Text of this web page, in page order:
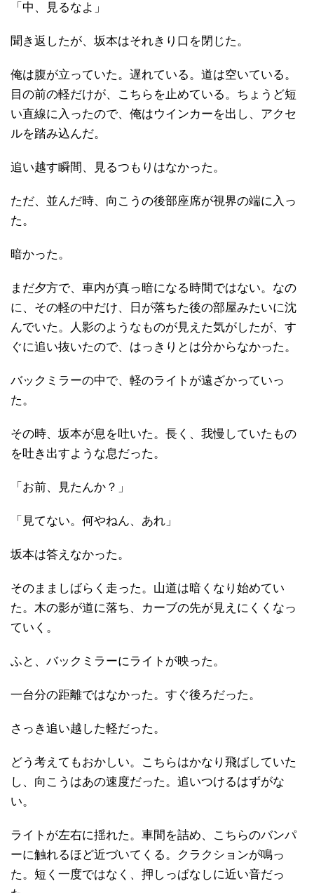
「中、見るなよ」
聞き返したが、坂本はそれきり口を閉じた。
俺は腹が立っていた。遅れている。道は空いている。
目の前の軽だけが、こちらを止めている。ちょうど短
い直線に入ったので、俺はウインカーを出し、アクセ
ルを踏み込んだ。
追い越す瞬間、見るつもりはなかった。
ただ、並んだ時、向こうの後部座席が視界の端に入っ
た。
暗かった。
まだ夕方で、車内が真っ暗になる時間ではない。なの
に、その軽の中だけ、日が落ちた後の部屋みたいに沈
んでいた。人影のようなものが見えた気がしたが、す
ぐに追い抜いたので、はっきりとは分からなかった。
バックミラーの中で、軽のライトが遠ざかっていっ
た。
その時、坂本が息を吐いた。長く、我慢していたもの
を吐き出すような息だった。
「お前、見たんか？」
「見てない。何やねん、あれ」
坂本は答えなかった。
そのまましばらく走った。山道は暗くなり始めてい
た。木の影が道に落ち、カーブの先が見えにくくなっ
ていく。
ふと、バックミラーにライトが映った。
一台分の距離ではなかった。すぐ後ろだった。
さっき追い越した軽だった。
どう考えてもおかしい。こちらはかなり飛ばしていた
し、向こうはあの速度だった。追いつけるはずがな
い。
ライトが左右に揺れた。車間を詰め、こちらのバンパ
ーに触れるほど近づいてくる。クラクションが鳴っ
た。短く一度ではなく、押しっぱなしに近い音だっ